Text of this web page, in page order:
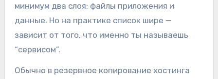
минимум два слоя: файлы приложения и
данные. Но на практике список шире —
зависит от того, что именно ты называешь
“сервисом”.
Обычно в резервное копирование хостинга